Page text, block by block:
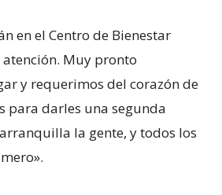
en el Centro de Bienestar
Muy pronto
y requerimos del corazón de
para darles una segunda
la gente, y todos los